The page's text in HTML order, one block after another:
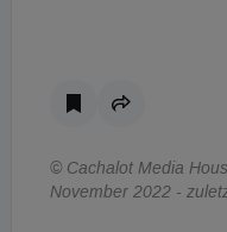
© Cachalot Media
November 2022 -